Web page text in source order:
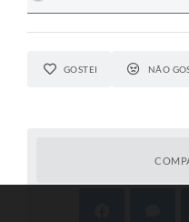
GOSTEI NÃO